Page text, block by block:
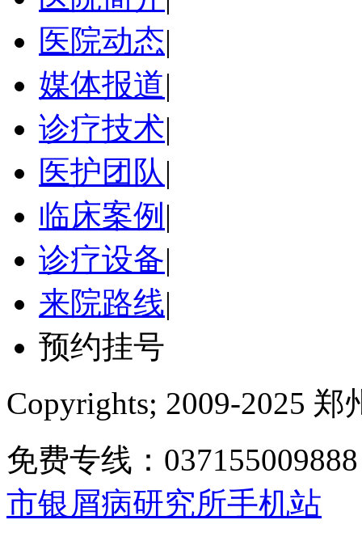
医院动态|
媒体报道|
诊疗技术|
医护团队|
临床案例 |
诊疗设备|
来院路线|
预约挂号
Copyrights; 2009-2025
免费专线：
市银屑病研究所手机站